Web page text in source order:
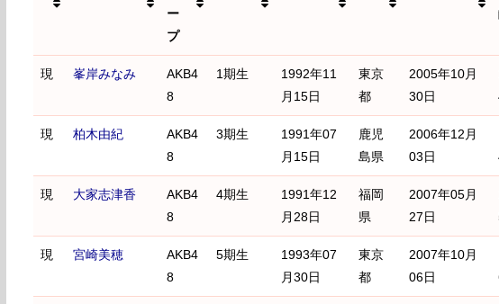
ー
プ
名前(読み)
グ
ル
プ
加入期 生年月日
出身
地
加入日
現 峯岸みなみ
AKB4
8
1期生
1992年11
月15日
東京
都
2005年10月
30日
現 柏木由紀
AKB4
8
3期生
1991年07
月15日
鹿児
島県
2006年12月
03日
現 大家志津香
AKB4
8
4期生
1991年12
月28日
福岡
県
2007年05月
27日
現 宮崎美穂
AKB4
8
5期生
1993年07
月30日
東京
都
2007年10月
06日